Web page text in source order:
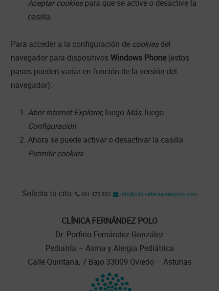
Aceptar cookiespara que se active o desactive la
casilla.
Para acceder a la configuración de cookiesdel
navegador para dispositivos Windows Phone(estos
pasos pueden variar en función de la versión del
navegador):
Abrir Internet Explorer, luego Más, luego
Configuración
Ahora se puede activar o desactivar la casilla
Permitir cookies.
Solicita tu cita: 691 475 932 info@clinicafernandezpolo.com
CLÍNICA FERNÁNDEZ POLO
Dr. Porfirio Fernández González
Pediatría – Asma y Alergia Pediátrica
Calle Quintana, 7 Bajo 33009 Oviedo – Asturias